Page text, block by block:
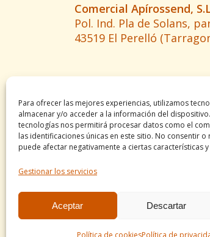
Para ofrecer las mejores experiencias, utilizamos
almacenar y/o acceder a la información del
tecnologías nos permitirá procesar datos como el
las identificaciones únicas en este sitio. No consentir
puede afectar negativamente a ciertas características
Gestionar los servicios
Aceptar Descartar
Política de cookiesPolítica de
Comercial Apírossend,
Pol. Ind. Pla de Solans,
43519 El Perelló